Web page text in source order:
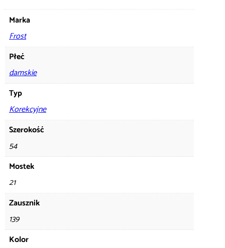
Marka
Frost
Płeć
damskie
Typ
Korekcyjne
Szerokość
54
Mostek
21
Zausznik
139
Kolor